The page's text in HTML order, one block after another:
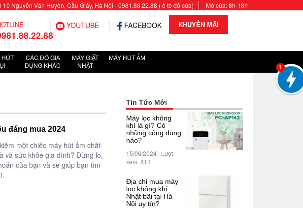
Nguyễn Văn Huyên, Cầu Giấy, Hà Nội - 0981.88.22.88 ( ô tô đỗ cửa) Mở cửa: 8h-18h
YOUTUBE FACEBOOK KHUYẾN MÃI
HÚT
CÁC ĐỒ GIA
DỤNG KHÁC
MÁY GIẶT
NHẬT
MÁY HÚT ẨM
đáng mua 2024
một chiếc máy hút ẩm chất
và sức khỏe gia đình? Đừng lo,
của bạn và sẽ giúp bạn tìm
Tin Tức Mới
Máy lọc không
khí là gì? Có
những công dụng
nào?
15/06/2024 | Lượt
xem: 813
Địa chỉ mua máy
lọc không khí
Nhật bãi tại Hà
Nội uy tín?
1